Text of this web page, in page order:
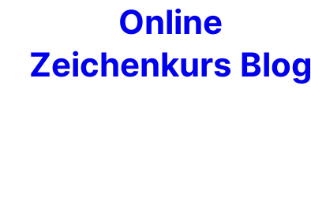
Online
Zeichenkurs Blog